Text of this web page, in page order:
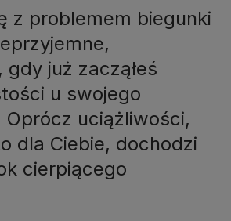
z problemem biegunki
już zacząłeś
u swojego
Oprócz uciążliwości,
dla Ciebie, dochodzi
cierpiącego